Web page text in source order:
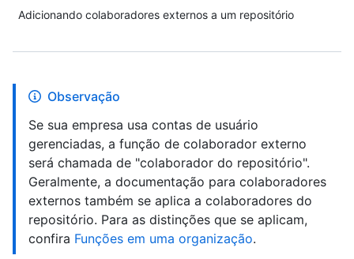
Adicionando colaboradores externos a um repositório
Observação
Se sua empresa usa contas de usuário
gerenciadas, a função de colaborador externo
será chamada de "colaborador do repositório".
Geralmente, a documentação para colaboradores
externos também se aplica a colaboradores do
repositório. Para as distinções que se aplicam,
confira Funções em uma organização.